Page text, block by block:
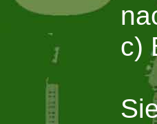
c)